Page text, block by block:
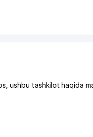
ushbu tashkilot haqida